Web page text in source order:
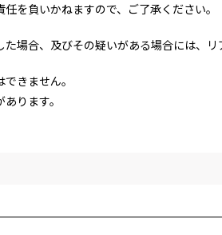
を負いかねますので、ご了承ください。
場合、及びその疑いがある場合には、
きません。
ります。